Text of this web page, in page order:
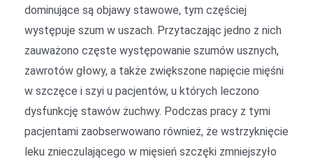
dominujące są objawy stawowe, tym częściej
występuje szum w uszach. Przytaczając jedno z nich
zauważono częste występowanie szumów usznych,
zawrotów głowy, a także zwiększone napięcie mięśni
w szczęce i szyi u pacjentów, u których leczono
dysfunkcję stawów żuchwy. Podczas pracy z tymi
pacjentami zaobserwowano również, że wstrzyknięcie
leku znieczulającego w mięsień szczęki zmniejszyło